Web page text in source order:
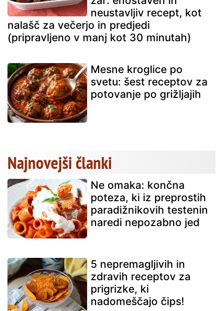
neustavljiv recept, kot
nalašč za večerjo in predjedi
(pripravljeno v manj kot 30 minutah)
Mesne kroglice po
svetu: šest receptov za
potovanje po grižljajih
Najnovejši članki
Ne omaka: končna
poteza, ki iz preprostih
paradižnikovih testenin
naredi nepozabno jed
5 nepremagljivih in
zdravih receptov za
prigrizke, ki
nadomeščajo čips!